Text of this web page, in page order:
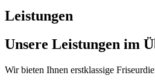
Leistungen
Unsere Leistungen im
Wir bieten Ihnen erstklassige